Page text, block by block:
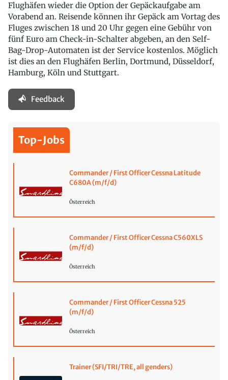
Flughäfen wieder die Option der Gepäckaufgabe am
Vorabend an. Reisende können ihr Gepäck am Vortag des
Fluges zwischen 18 und 20 Uhr gegen eine Gebühr von
fünf Euro am Check-in-Schalter abgeben, an den Self-
Bag-Drop-Automaten ist der Service kostenlos. Möglich
ist dies an den Flughäfen Berlin, Dortmund, Düsseldorf,
Hamburg, Köln und Stuttgart.
Feedback
Top-Jobs
Commander / First Officer Cessna Latitude
C680A (m/f/d)
Österreich
Commander / First Officer Cessna C560XLS
(m/f/d)
Österreich
Commander / First Officer Cessna 525
(m/f/d)
Österreich
Trainer (SFI/TRI/TRE, all genders)